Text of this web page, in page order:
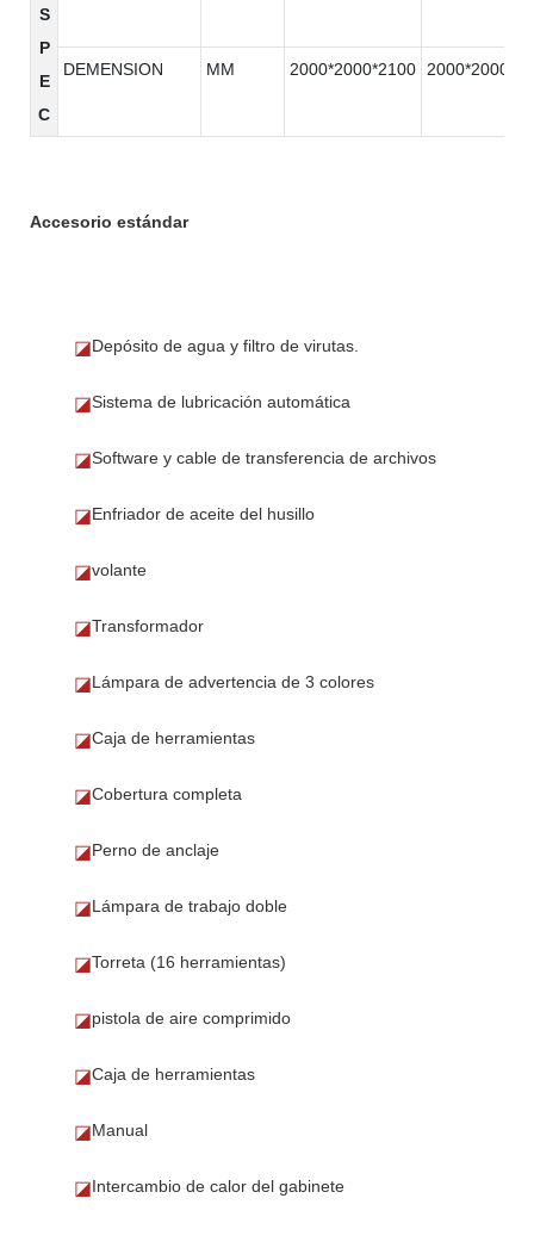
S
P
E
C
DEMENSION MM 2000*2000*2100
Accesorio estándar
◪Depósito de agua y filtro de virutas.
◪Sistema de lubricación automática
◪Software y cable de transferencia de archivos
◪Enfriador de aceite del husillo
◪volante
◪Transformador
◪Lámpara de advertencia de 3 colores
◪Caja de herramientas
◪Cobertura completa
◪Perno de anclaje
◪Lámpara de trabajo doble
◪Torreta (16 herramientas)
◪pistola de aire comprimido
◪Caja de herramientas
◪Manual
◪Intercambio de calor del gabinete